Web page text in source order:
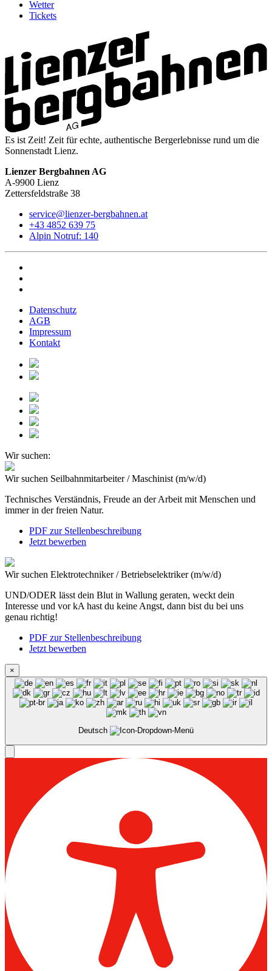
Wetter
Tickets
Es ist Zeit! Zeit für echte, authentische Bergerlebnisse rund um die
Sonnenstadt Lienz.
Lienzer Bergbahnen AG
A-9900 Lienz
Zettersfeldstraße 38
service@lienzer-bergbahnen.at
+43 4852 639 75
Alpin Notruf: 140
Datenschutz
AGB
Impressum
Kontakt
Wir suchen:
Wir suchen Seilbahnmitarbeiter / Maschinist (m/w/d)
Technisches Verständnis, Freude an der Arbeit mit Menschen und
immer in der freien Natur.
PDF zur Stellenbeschreibung
Jetzt bewerben
Wir suchen Elektrotechniker / Betriebselektriker (m/w/d)
UND/ODER lässt dein Blut in Wallung geraten, weckt dein
Interesse und vor kA hast du keine Angst, dann bist du bei uns
genau richtig!
PDF zur Stellenbeschreibung
Jetzt bewerben
×
Deutsch